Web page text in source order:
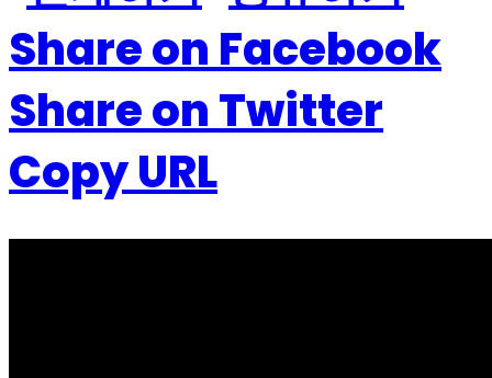
Share on Facebook
Share on Twitter
Copy URL